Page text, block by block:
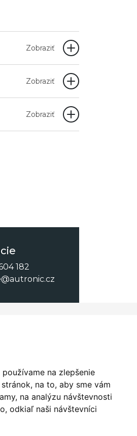
na zlepšenie
na to, aby sme vám
na analýzu návštevnosti
odkiaľ naši návštevníci
Zobraziť
Zobraziť
Zobraziť
182